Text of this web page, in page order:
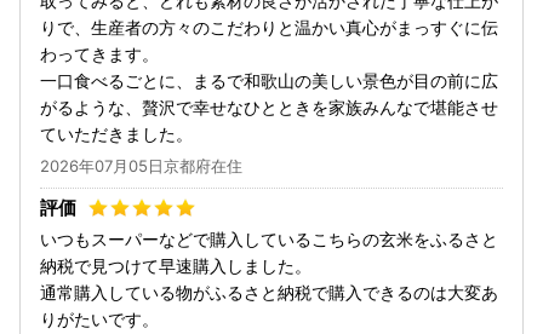
りで、生産者の方々のこだわりと温かい真心がまっすぐに伝
わってきます。
​一口食べるごとに、まるで和歌山の美しい景色が目の前に広
がるような、贅沢で幸せなひとときを家族みんなで堪能させ
ていただきました。
2026年07月05日京都府在住
いつもスーパーなどで購入しているこちらの玄米をふるさと
納税で見つけて早速購入しました。
通常購入している物がふるさと納税で購入できるのは大変あ
りがたいです。